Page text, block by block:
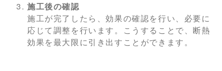
施工後の確認
施工が完了したら、効果の確認を行い、必要に
応じて調整を行います。こうすることで、断熱
効果を最大限に引き出すことができます。